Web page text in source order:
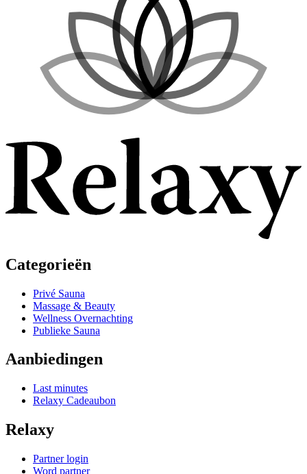
Categorieën
Privé Sauna
Massage & Beauty
Wellness Overnachting
Publieke Sauna
Aanbiedingen
Last minutes
Relaxy Cadeaubon
Relaxy
Partner login
Word partner